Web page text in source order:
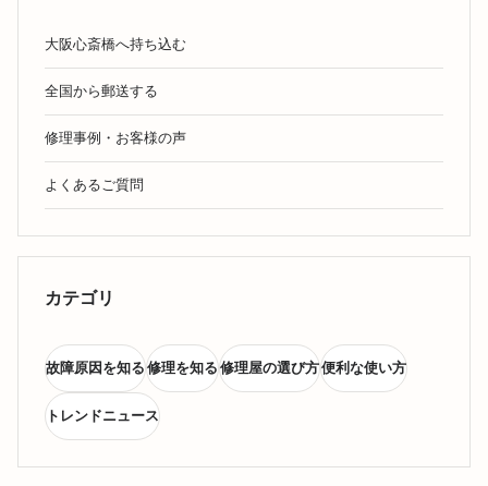
大阪心斎橋へ持ち込む
全国から郵送する
修理事例・お客様の声
よくあるご質問
カテゴリ
故障原因を知る修理を知る修理屋の選び方便利な使い方
トレンドニュース